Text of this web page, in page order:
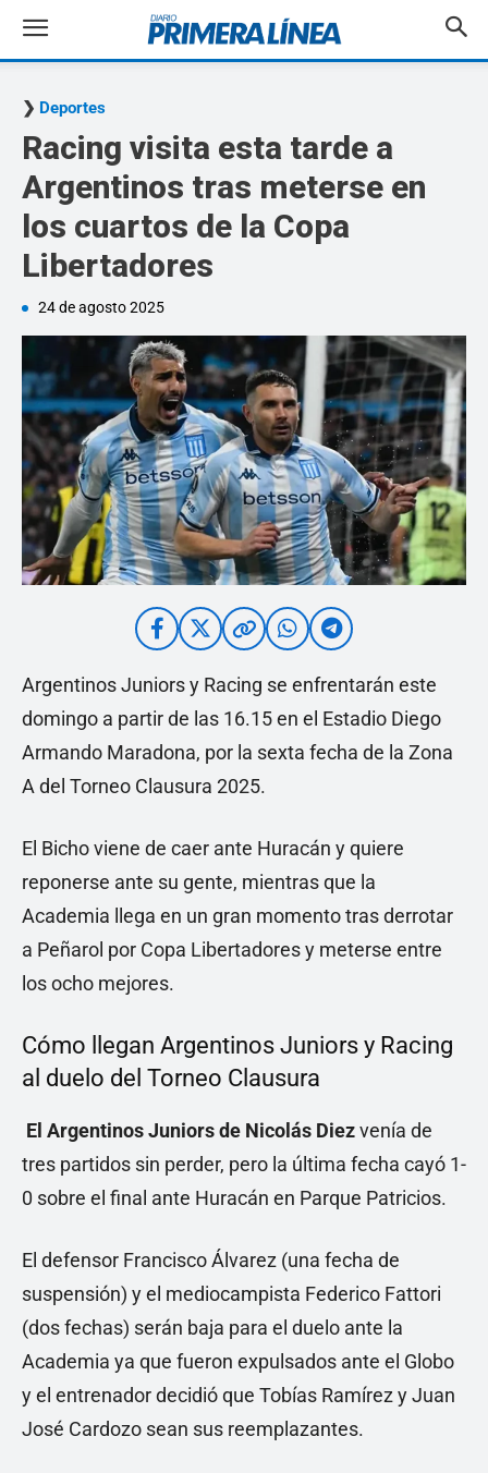
Deportes
Racing visita esta tarde a
Argentinos tras meterse en
los cuartos de la Copa
Libertadores
24 de agosto 2025
Argentinos Juniors y Racing se enfrentarán este
domingo a partir de las 16.15 en el Estadio Diego
Armando Maradona, por la sexta fecha de la Zona
A del Torneo Clausura 2025.
El Bicho viene de caer ante Huracán y quiere
reponerse ante su gente, mientras que la
Academia llega en un gran momento tras derrotar
a Peñarol por Copa Libertadores y meterse entre
los ocho mejores.
Cómo llegan Argentinos Juniors y Racing
al duelo del Torneo Clausura
El Argentinos Juniors de Nicolás Diezvenía de
tres partidos sin perder, pero la última fecha cayó 1-
0 sobre el final ante Huracán en Parque Patricios.
El defensor Francisco Álvarez (una fecha de
suspensión) y el mediocampista Federico Fattori
(dos fechas) serán baja para el duelo ante la
Academia ya que fueron expulsados ante el Globo
y el entrenador decidió que Tobías Ramírez y Juan
José Cardozo sean sus reemplazantes.